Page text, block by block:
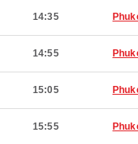
14:35
14:55
15:05
15:55